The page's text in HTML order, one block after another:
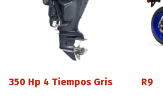
350 Hp 4 Tiempos Gris R9